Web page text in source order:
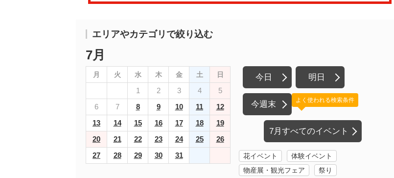
エリアやカテゴリで絞り込む
7月
月 火 水 木 金 土 日
1 2 3 4
5
6
7 8 9 10 11
12
13
14 15 16 17 18
19
20
21 22 23 24 25
26
27
28 29 30 31
今日 明日
今週末
7月すべてのイベント
よく使われる検索条件
花イベント
体験イベント
物産展・観光フェア
祭り